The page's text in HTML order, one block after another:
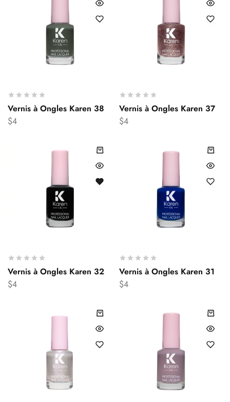
Vernis à Ongles Karen 38
$4
Vernis à Ongles Karen 37
$4
Vernis à Ongles Karen 32
$4
Vernis à Ongles Karen 31
$4